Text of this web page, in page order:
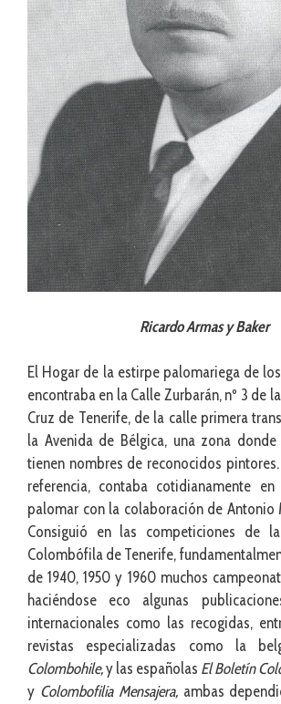
Ricardo Armas y Baker
El Hogar de la estirpe palomariega de
encontraba en la Calle Zurbarán, nº 3 de
Cruz de Tenerife, de la calle primera
la Avenida de Bélgica, una zona
tienen nombres de reconocidos
referencia, contaba cotidianamente
palomar con la colaboración de Antonio
Consiguió en las competiciones de
Colombófila de Tenerife,
de 1940, 1950 y 1960 muchos
haciéndose eco algunas
internacionales como las recogidas,
revistas especializadas como la
Colombohile,y las españolas El Boletín
y Colombofilia Mensajera, ambas